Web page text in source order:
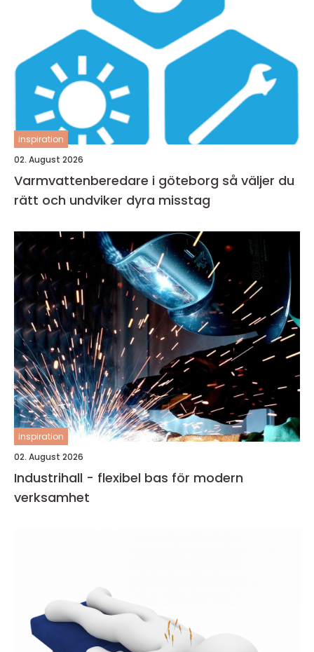
inspiration
02. August 2026
Varmvattenberedare i göteborg så väljer du
rätt och undviker dyra misstag
inspiration
02. August 2026
Industrihall - flexibel bas för modern
verksamhet